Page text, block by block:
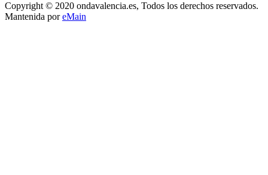
Copyright © 2020 ondavalencia.es, Todos los derechos reservados.
Mantenida poreMain